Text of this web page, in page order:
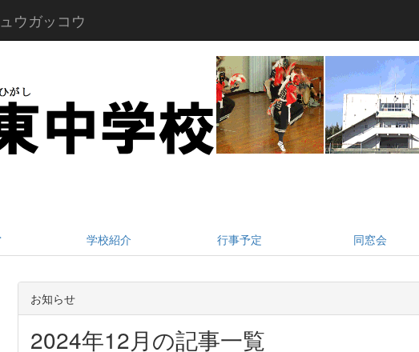
ウガッコウ
学校紹介 行事予定 同窓会
お知らせ
2024年12月の記事一覧